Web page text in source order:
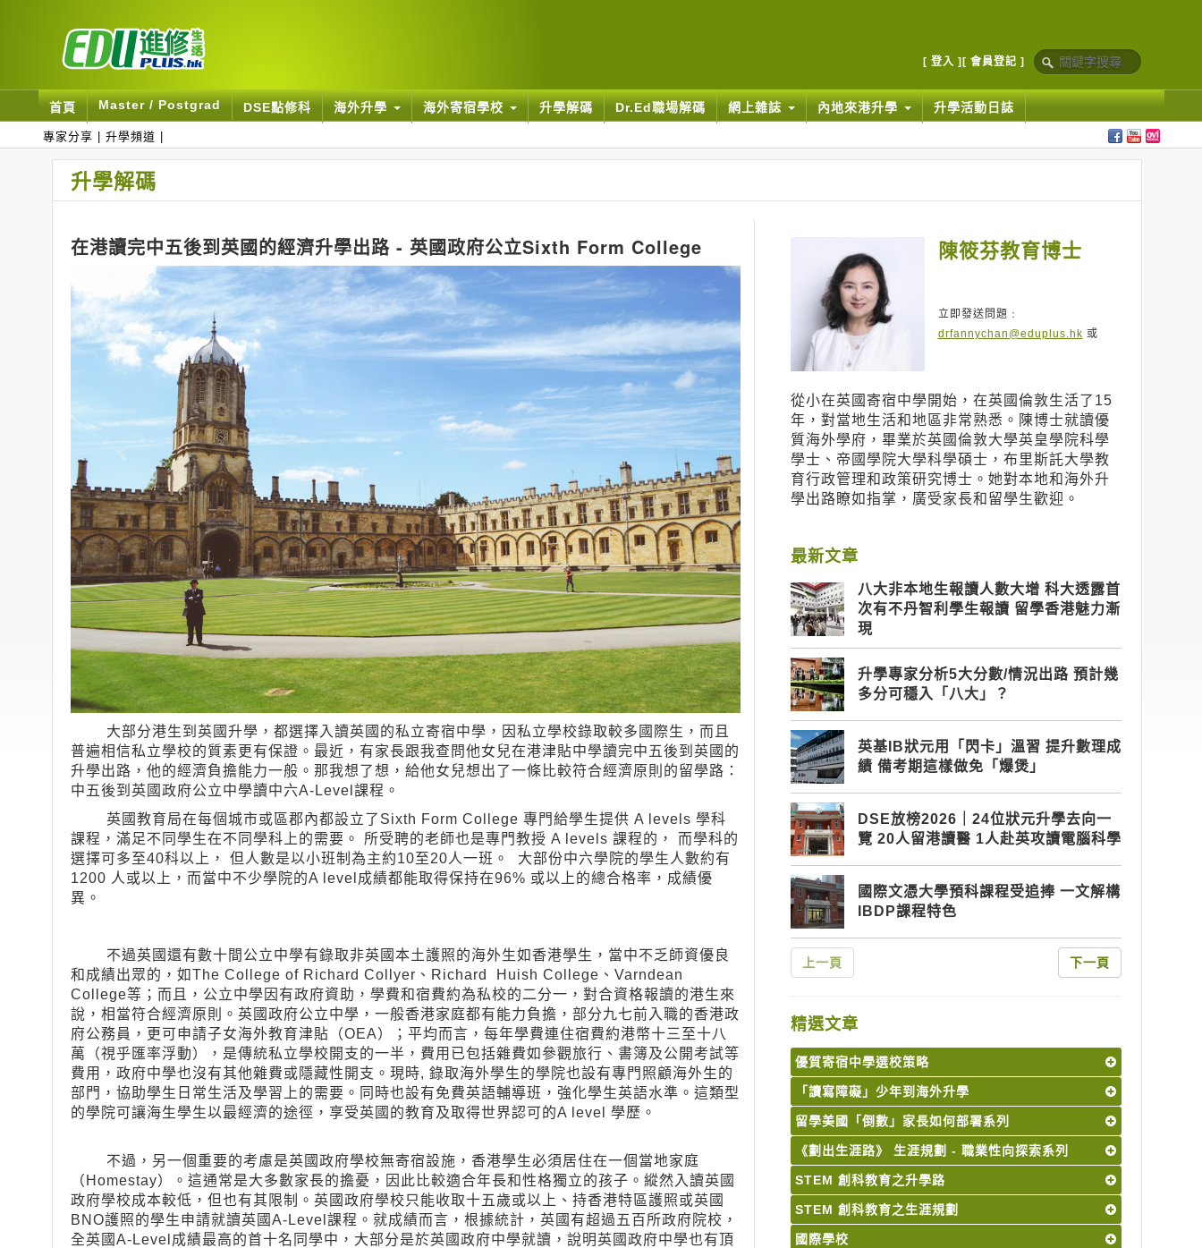
[ 登入 ] [ 會員登記 ]
首頁 Master / Postgrad DSE點修科 海外升學 海外寄宿學校 升學解碼 Dr.Ed職場解碼 網上雜誌 內地來港升學 升學活動日誌
專家分享 升學頻道
升學解碼
在港讀完中五後到英國的經濟升學出路 - 英國政府公立Sixth Form College
大部分港生到英國升學，都選擇入讀英國的私立寄宿中學，因私立學校錄取較多國際生，而且
普遍相信私立學校的質素更有保證。最近，有家長跟我查問他女兒在港津貼中學讀完中五後到英國的
升學出路，他的經濟負擔能力一般。那我想了想，給他女兒想出了一條比較符合經濟原則的留學路：
中五後到英國政府公立中學讀中六A-Level課程。
英國教育局在每個城市或區郡內都設立了Sixth Form College 專門給學生提供 A levels 學科
課程，滿足不同學生在不同學科上的需要。 所受聘的老師也是專門教授 A levels 課程的， 而學科的
選擇可多至40科以上， 但人數是以小班制為主約10至20人一班。 大部份中六學院的學生人數約有
1200 人或以上，而當中不少學院的A level成績都能取得保持在96% 或以上的總合格率，成績優
異。
不過英國還有數十間公立中學有錄取非英國本土護照的海外生如香港學生，當中不乏師資優良
和成績出眾的，如The College of Richard Collyer、Richard Huish College、Varndean
College等；而且，公立中學因有政府資助，學費和宿費約為私校的二分一，對合資格報讀的港生來
說，相當符合經濟原則。英國政府公立中學，一般香港家庭都有能力負擔，部分九七前入職的香港政
府公務員，更可申請子女海外教育津貼（OEA）；平均而言，每年學費連住宿費約港幣十三至十八
萬（視乎匯率浮動），是傳統私立學校開支的一半，費用已包括雜費如參觀旅行、書簿及公開考試等
費用，政府中學也沒有其他雜費或隱藏性開支。現時, 錄取海外學生的學院也設有專門照顧海外生的
部門，協助學生日常生活及學習上的需要。同時也設有免費英語輔導班，強化學生英語水準。這類型
的學院可讓海生學生以最經濟的途徑，享受英國的教育及取得世界認可的A level 學歷。
不過，另一個重要的考慮是英國政府學校無寄宿設施，香港學生必須居住在一個當地家庭
（Homestay）。這通常是大多數家長的擔憂，因此比較適合年長和性格獨立的孩子。縱然入讀英國
政府學校成本較低，但也有其限制。英國政府學校只能收取十五歲或以上、持香港特區護照或英國
BNO護照的學生申請就讀英國A-Level課程。就成績而言，根據統計，英國有超過五百所政府院校，
全英國A-Level成績最高的首十名同學中，大部分是於英國政府中學就讀，說明英國政府中學也有頂
陳筱芬教育博士
立即發送問題﹕
drfannychan@eduplus.hk 或
從小在英國寄宿中學開始，在英國倫敦生活了15
年，對當地生活和地區非常熟悉。陳博士就讀優
質海外學府，畢業於英國倫敦大學英皇學院科學
學士、帝國學院大學科學碩士，布里斯託大學教
育行政管理和政策研究博士。她對本地和海外升
學出路瞭如指掌，廣受家長和留學生歡迎。
最新文章
八大非本地生報讀人數大增 科大透露首
次有不丹智利學生報讀 留學香港魅力漸
現
升學專家分析5大分數/情況出路 預計幾
多分可穩入「八大」？
英基IB狀元用「閃卡」溫習 提升數理成
績 備考期這樣做免「爆煲」
DSE放榜2026｜24位狀元升學去向一
覽 20人留港讀醫 1人赴英攻讀電腦科學
國際文憑大學預科課程受追捧 一文解構
IBDP課程特色
上一頁 下一頁
精選文章
優質寄宿中學選校策略
「讀寫障礙」少年到海外升學
留學美國「倒數」家長如何部署系列
《劃出生涯路》 生涯規劃 - 職業性向探索系列
STEM 創科教育之升學路
STEM 創科教育之生涯規劃
國際學校